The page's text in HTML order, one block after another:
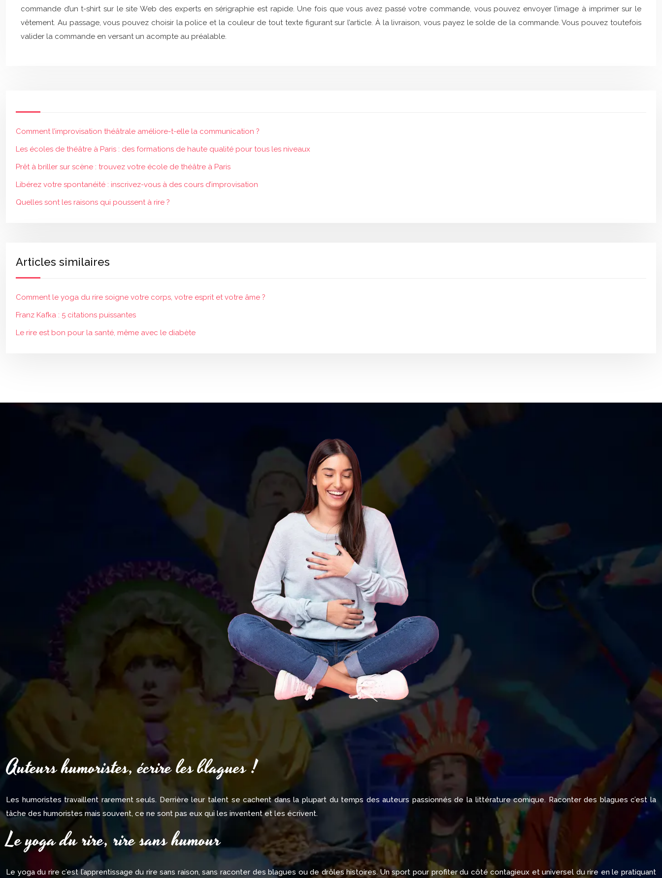
commande d’un t-shirt sur le site Web des experts en sérigraphie est rapide. Une fois que vous avez passé votre commande, vous pouvez envoyer l’image à imprimer sur le
vêtement. Au passage, vous pouvez choisir la police et la couleur de tout texte figurant sur l’article. À la livraison, vous payez le solde de la commande. Vous pouvez toutefois
valider la commande en versant un acompte au préalable.
Comment l’improvisation théâtrale améliore-t-elle la communication ?
Les écoles de théâtre à Paris : des formations de haute qualité pour tous les niveaux
Prêt à briller sur scène : trouvez votre école de théâtre à Paris
Libérez votre spontanéité : inscrivez-vous à des cours d’improvisation
Quelles sont les raisons qui poussent à rire ?
Articles similaires
Comment le yoga du rire soigne votre corps, votre esprit et votre âme ?
Franz Kafka : 5 citations puissantes
Le rire est bon pour la santé, même avec le diabète
Auteurs humoristes, écrire les blagues !
Les humoristes travaillent rarement seuls. Derrière leur talent se cachent dans la plupart du temps des auteurs passionnés de la littérature comique. Raconter des blagues c’est la
tâche des humoristes mais souvent, ce ne sont pas eux qui les inventent et les écrivent.
Le yoga du rire, rire sans humour
Le yoga du rire c’est l’apprentissage du rire sans raison, sans raconter des blagues ou de drôles histoires. Un sport pour profiter du côté contagieux et universel du rire en le pratiquant